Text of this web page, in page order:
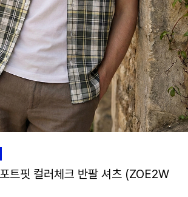
트핏 컬러체크 반팔 셔츠 (ZOE2W